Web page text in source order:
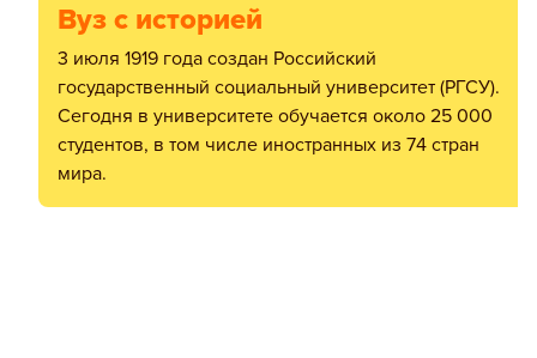
Вуз с историей
3 июля 1919 года создан Российский
государственный социальный университет (РГСУ).
Сегодня в университете обучается около 25 000
студентов, в том числе иностранных из 74 стран
мира.